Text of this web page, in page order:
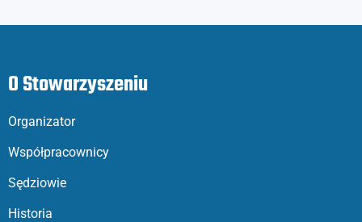
O Stowarzyszeniu
Organizator
Współpracownicy
Sędziowie
Historia